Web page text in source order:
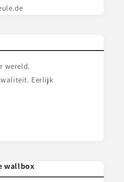
wereld.
Eerlijk
wallbox